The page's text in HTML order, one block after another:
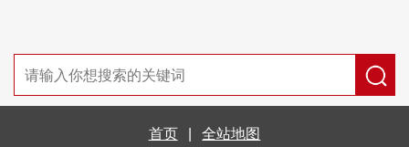
首页 全站地图